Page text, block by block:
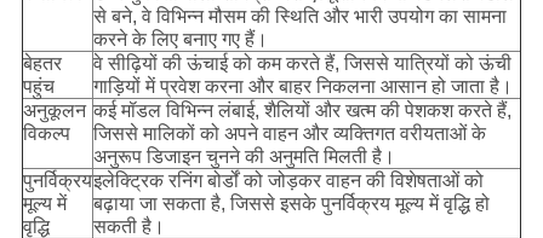
से बने, वे विभिन्न मौसम की स्थिति और भारी उपयोग का सामना
करने के लिए बनाए गए हैं।
बेहतर
पहुंच
वे सीढ़ियों की ऊंचाई को कम करते हैं, जिससे यात्रियों को ऊंची
गाड़ियों में प्रवेश करना और बाहर निकलना आसान हो जाता है।
अनुकूलन
विकल्प
कई मॉडल विभिन्न लंबाई, शैलियों और खत्म की पेशकश करते हैं,
जिससे मालिकों को अपने वाहन और व्यक्तिगत वरीयताओं के
अनुरूप डिजाइन चुनने की अनुमति मिलती है।
पुनर्विक्रय
मूल्य में
वृद्धि
इलेक्ट्रिक रनिंग बोर्डों को जोड़कर वाहन की विशेषताओं को
बढ़ाया जा सकता है, जिससे इसके पुनर्विक्रय मूल्य में वृद्धि हो
सकती है।